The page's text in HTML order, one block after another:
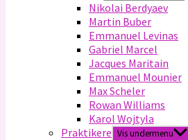
Nikolai Berdyaev
Martin Buber
Emmanuel Levinas
Gabriel Marcel
Jacques Maritain
Emmanuel Mounier
Max Scheler
Rowan Williams
Karol Wojtyla
Praktikere Vis undermenu